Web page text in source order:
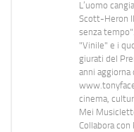
L’uomo
Scott-Heron
senza
"Vinile" e i
giurati del
anni
cinema,
Mei
Collabora con